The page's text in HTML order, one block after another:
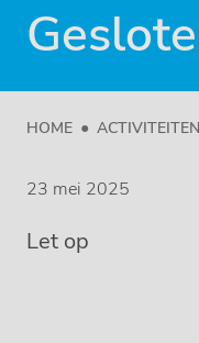
HOME ACTIVITEITEN
23 mei 2025
Let op